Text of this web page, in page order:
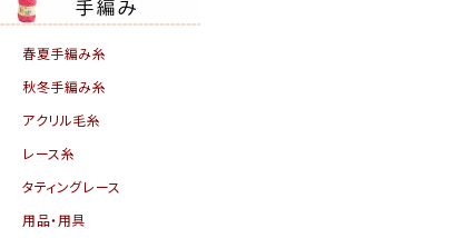
春夏手編み糸
秋冬手編み糸
アクリル毛糸
レース糸
タティングレース
用品・用具